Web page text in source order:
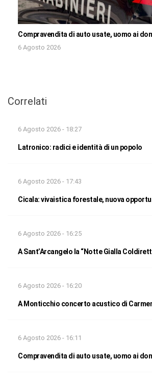
Compravendita di auto usate, uomo ai
6 Agosto 2026
Correlati
6 Agosto 2026 - 18:27
Latronico: radici e identità di un popolo
6 Agosto 2026 - 17:43
Cicala: vivaistica forestale, nuova
6 Agosto 2026 - 16:25
A Sant’Arcangelo la “Notte Gialla
6 Agosto 2026 - 16:20
A Monticchio concerto acustico di
6 Agosto 2026 - 16:11
Compravendita di auto usate, uomo ai